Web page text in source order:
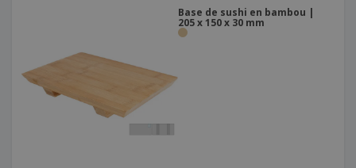
Base de sushi en bambou |
205 x 150 x 30 mm